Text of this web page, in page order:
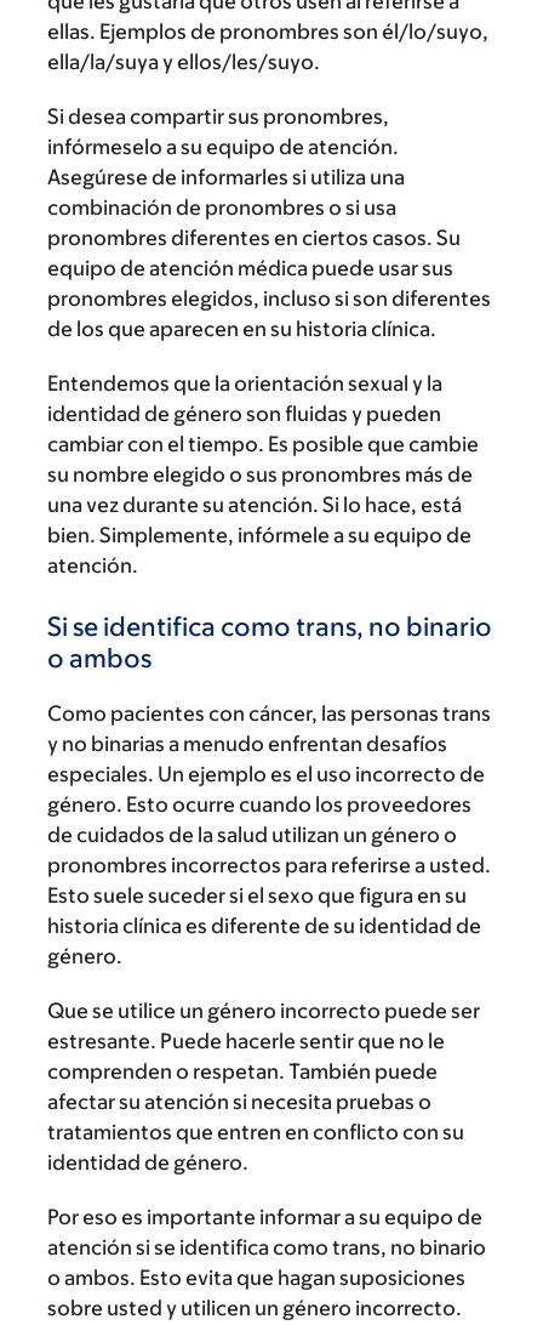
ellas. Ejemplos de pronombres son él/lo/suyo,
ella/la/suya y ellos/les/suyo.
Si desea compartir sus pronombres,
infórmeselo a su equipo de atención.
Asegúrese de informarles si utiliza una
combinación de pronombres o si usa
pronombres diferentes en ciertos casos. Su
equipo de atención médica puede usar sus
pronombres elegidos, incluso si son diferentes
de los que aparecen en su historia clínica.
Entendemos que la orientación sexual y la
identidad de género son fluidas y pueden
cambiar con el tiempo. Es posible que cambie
su nombre elegido o sus pronombres más de
una vez durante su atención. Si lo hace, está
bien. Simplemente, infórmele a su equipo de
atención.
Si se identifica como trans, no binario
o ambos
Como pacientes con cáncer, las personas trans
y no binarias a menudo enfrentan desafíos
especiales. Un ejemplo es el uso incorrecto de
género. Esto ocurre cuando los proveedores
de cuidados de la salud utilizan un género o
pronombres incorrectos para referirse a usted.
Esto suele suceder si el sexo que figura en su
historia clínica es diferente de su identidad de
género.
Que se utilice un género incorrecto puede ser
estresante. Puede hacerle sentir que no le
comprenden o respetan. También puede
afectar su atención si necesita pruebas o
tratamientos que entren en conflicto con su
identidad de género.
Por eso es importante informar a su equipo de
atención si se identifica como trans, no binario
o ambos. Esto evita que hagan suposiciones
sobre usted y utilicen un género incorrecto.